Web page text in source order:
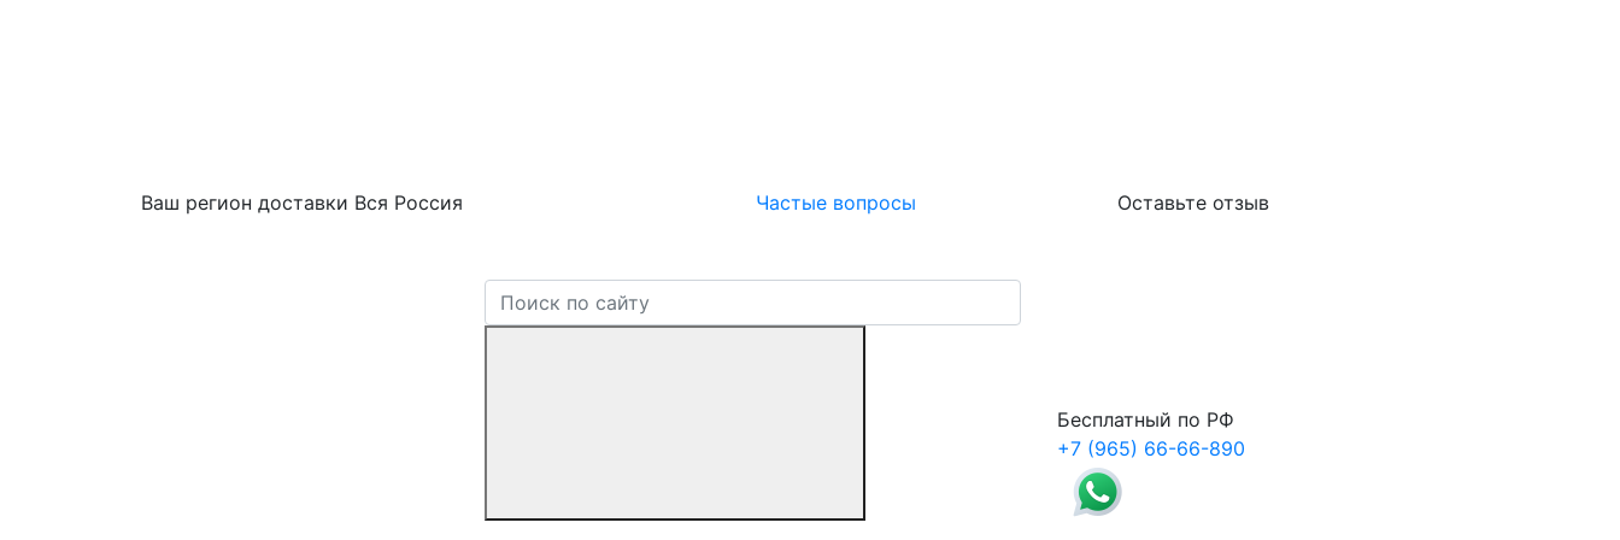
Ваш регион доставки Вся Россия Частые вопросы Оставьте отзыв
Бесплатный по РФ
+7 (965) 66-66-890